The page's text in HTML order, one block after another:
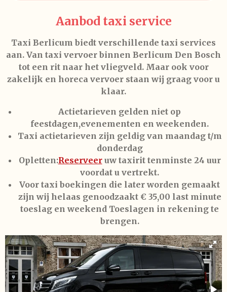
Aanbod taxi service
Taxi Berlicum biedt verschillende taxi services
aan. Van taxi vervoer binnen Berlicum Den Bosch
tot een rit naar het vliegveld. Maar ook voor
zakelijk en horeca vervoer staan wij graag voor u
klaar.
Actietarieven gelden niet op
feestdagen,evenementen en weekenden.
Taxi actietarieven zijn geldig van maandag t/m
donderdag
Opletten:Reserveeruw taxirit tenminste 24 uur
voordat u vertrekt.
Voor taxi boekingen die later worden gemaakt
zijn wij helaas genoodzaakt € 35,00 last minute
toeslag en weekend Toeslagen in rekening te
brengen.